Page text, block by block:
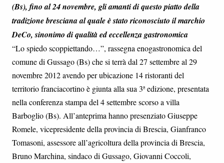
(Bs), fino al 24 novembre, gli amanti di questo piatto della
tradizione bresciana al quale è stato riconosciuto il marchio
DeCo, sinonimo di qualità ed eccellenza gastronomica
“Lo spiedo scoppiettando…”, rassegna enogastronomica del
comune di Gussago (Bs) che si terrà dal 27 settembre al 29
novembre 2012 avendo per ubicazione 14 ristoranti del
territorio franciacortino è giunta alla sua 3ª edizione, presentata
nella conferenza stampa del 4 settembre scorso a villa
Barboglio (Bs). All’anteprima hanno presenziato Giuseppe
Romele, vicepresidente della provincia di Brescia, Gianfranco
Tomasoni, assessore all’agricoltura della provincia di Brescia,
Bruno Marchina, sindaco di Gussago, Giovanni Coccoli,